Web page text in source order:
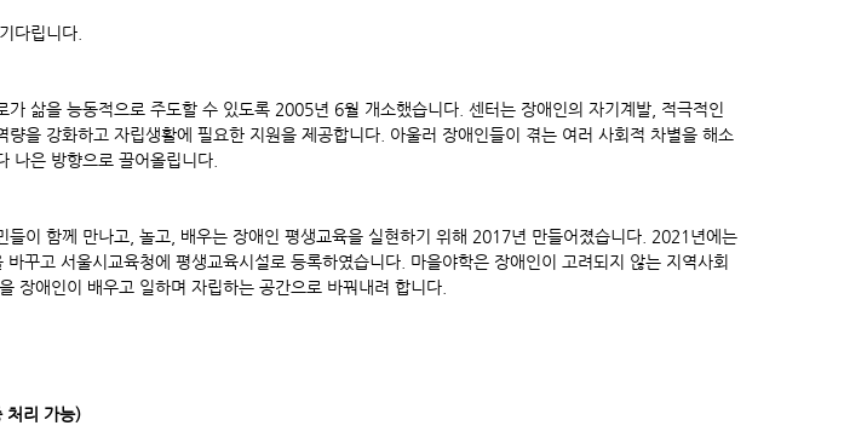
다립니다.
가 삶을 능동적으로 주도할 수 있도록 2005년 6월 개소했습니다. 센터는 장애인의 자기계발, 적극적인
을 강화하고 자립생활에 필요한 지원을 제공합니다. 아울러 장애인들이 겪는 여러 사회적 차별을 해소
나은 방향으로 끌어올립니다.
들이 함께 만나고, 놀고, 배우는 장애인 평생교육을 실현하기 위해 2017년 만들어졌습니다. 2021년에는
꾸고 서울시교육청에 평생교육시설로 등록하였습니다. 마을야학은 장애인이 고려되지 않는 지역사회
장애인이 배우고 일하며 자립하는 공간으로 바꿔내려 합니다.
처리 가능)